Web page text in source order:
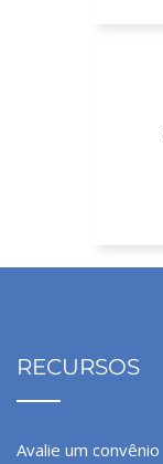
RECURSOS
Avalie um convênio